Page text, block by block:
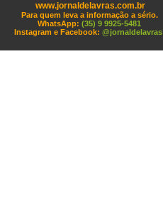
www.jornaldelavras.com.br
Para quem leva a informação a sério.
WhatsApp: (35) 9 9925-5481
Instagram e Facebook: @jornaldelavras